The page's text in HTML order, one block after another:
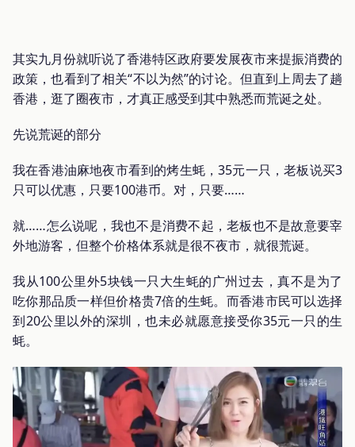
其实九月份就听说了香港特区政府要发展夜市来提振消费的
政策，也看到了相关“不以为然”的讨论。但直到上周去了趟
香港，逛了圈夜市，才真正感受到其中熟悉而荒诞之处。
先说荒诞的部分
我在香港油麻地夜市看到的烤生蚝，35元一只，老板说买3
只可以优惠，只要100港币。对，只要……
就……怎么说呢，我也不是消费不起，老板也不是故意要宰
外地游客，但整个价格体系就是很不夜市，就很荒诞。
我从100公里外5块钱一只大生蚝的广州过去，真不是为了
吃你那品质一样但价格贵7倍的生蚝。而香港市民可以选择
到20公里以外的深圳，也未必就愿意接受你35元一只的生
蚝。